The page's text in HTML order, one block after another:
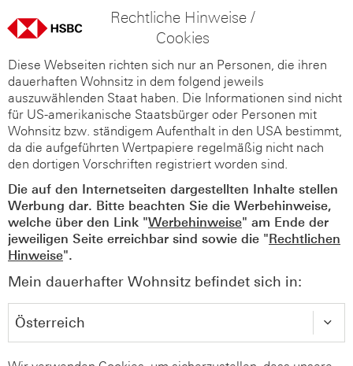
Rechtliche Hinweise /
Cookies
Diese Webseiten richten sich nur an Personen, die ihren
dauerhaften Wohnsitz in dem folgend jeweils
auszuwählenden Staat haben. Die Informationen sind nicht
für US-amerikanische Staatsbürger oder Personen mit
Wohnsitz bzw. ständigem Aufenthalt in den USA bestimmt,
da die aufgeführten Wertpapiere regelmäßig nicht nach
den dortigen Vorschriften registriert worden sind.
Die auf den Internetseiten dargestellten Inhalte stellen
Werbung dar. Bitte beachten Sie die Werbehinweise,
welche über den Link "Werbehinweise" am Ende der
jeweiligen Seite erreichbar sind sowie die "Rechtlichen
Hinweise".
Mein dauerhafter Wohnsitz befindet sich in: